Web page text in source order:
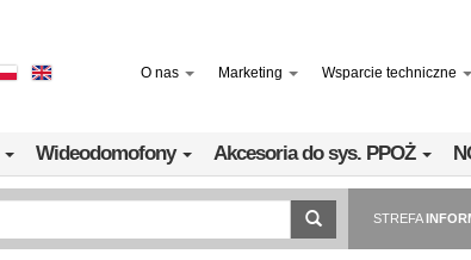
O nas Marketing Wsparcie techniczne
Wideodomofony Akcesoria do sys. PPOŻ
STREFA